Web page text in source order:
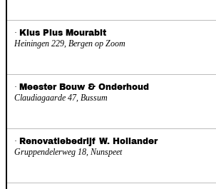
· Klus Plus Mourabit
Heiningen 229, Bergen op Zoom
· Meester Bouw & Onderhoud
Claudiagaarde 47, Bussum
· Renovatiebedrijf W. Hollander
Gruppendelerweg 18, Nunspeet